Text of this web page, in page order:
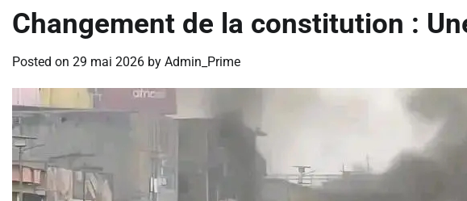
Changement de la constitution :
Posted on 29 mai 2026 by Admin_Prime